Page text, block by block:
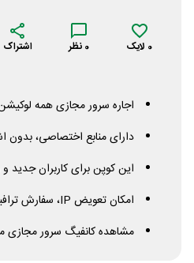
0 لایک 0 نظر اشتراک
اجاره سرور مجازی همه
دارای منابع اختصاصی، بدون
این کوپن برای کاربران جدید و روی پلن 6
امکان تعویض IP، سفارش ترافیک اضافه، دسترسی
مشاهده کانفیگ سرور مجازی